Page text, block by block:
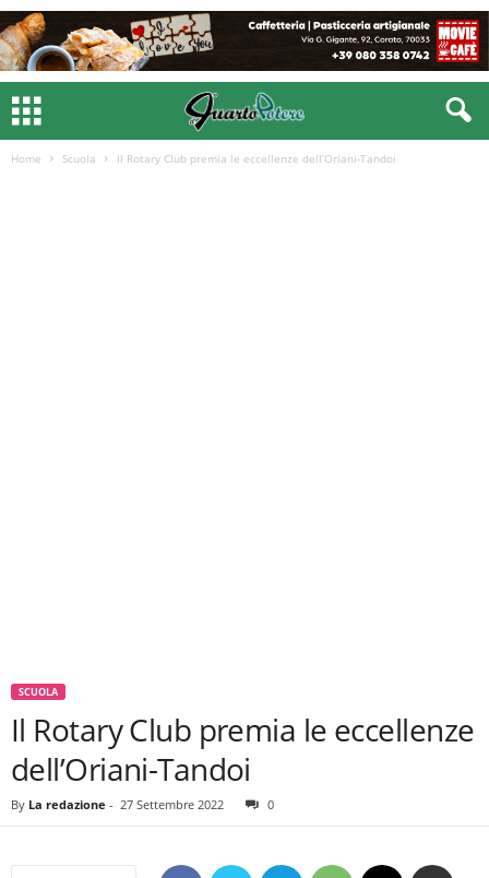
Home Scuola Il Rotary Club premia le eccellenze dell’Oriani-Tandoi
SCUOLA
Il Rotary Club premia le eccellenze
dell’Oriani-Tandoi
By La redazione - 27 Settembre 2022 0